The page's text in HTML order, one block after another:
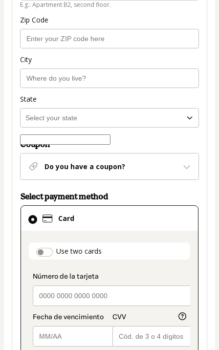
E.g.: Apartment B2, second floor.
Zip Code
City
State
Coupon
Do you have a coupon?
Select payment method
Card
payment_data.section_title_v2
Use two cards
Card
selected
method